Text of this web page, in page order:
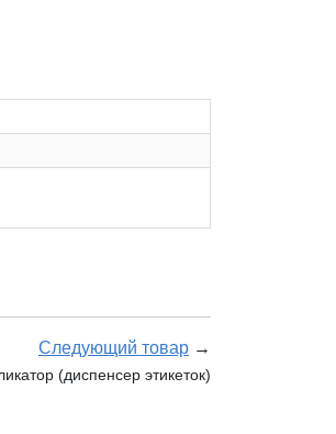
Следующий товар →
(диспенсер этикеток)